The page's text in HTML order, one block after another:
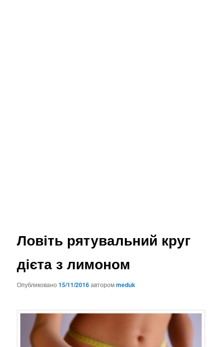
Ловіть рятувальний круг
дієта з лимоном
Опубликовано15/11/2016авторомmeduk